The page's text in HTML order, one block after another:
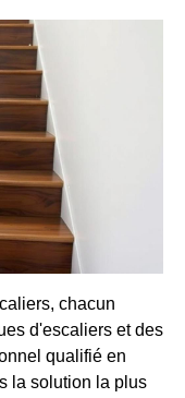
chacun
d'escaliers et des
qualifié en
la solution la plus